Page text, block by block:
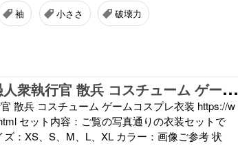
袖 小ささ 破壊力
原
神Genshin げんしん 愚人衆執行官 散兵 コスチューム ゲームコスプレ衣装
散兵 コスチューム ゲームコスプレ衣装 https://w
セット内容：ご覧の写真通りの衣装セットで
：XS、S、M、L、XL カラー：画像ご参考 状